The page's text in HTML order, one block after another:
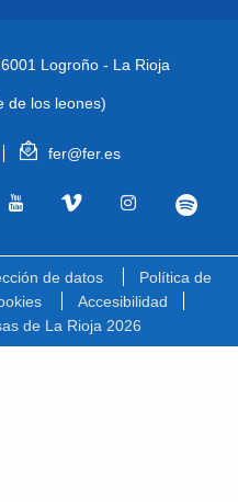
Logroño - La Rioja
de los leones)
fer@fer.es
de datos
Política de
Accesibilidad
de La Rioja 2026